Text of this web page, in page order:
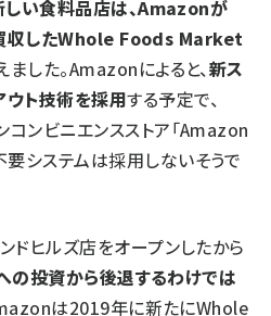
しい食料品店は、Amazonが
収したWhole Foods Market
ました。Amazonによると、新ス
ウト技術を採用する予定で、
ンビニエンスストア「Amazon
要システムは採用しないそうで
ドヒルズ店をオープンしたから
投資から後退するわけでは
は2019年に新たにWhole